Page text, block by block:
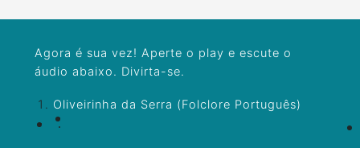
Agora é sua vez! Aperte o play e escute o
áudio abaixo. Divirta-se.
Oliveirinha da Serra (Folclore Português)